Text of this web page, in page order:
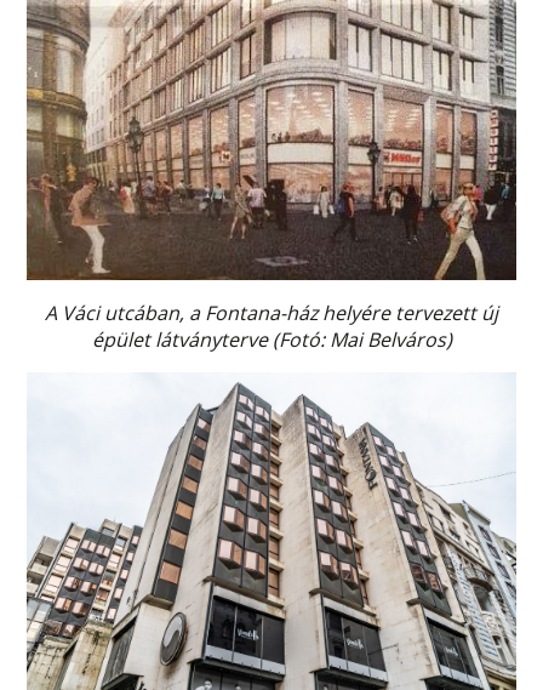
A Váci utcában, a Fontana-ház helyére tervezett új
épület látványterve (Fotó: Mai Belváros)